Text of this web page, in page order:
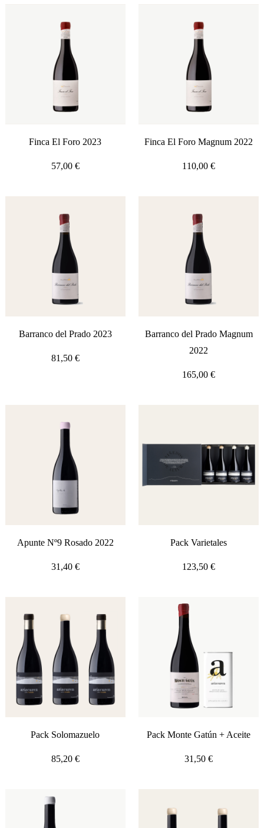
Finca El Foro 2023
57,00 €
Finca El Foro Magnum 2022
110,00 €
Barranco del Prado 2023
81,50 €
Barranco del Prado Magnum
2022
165,00 €
Apunte Nº9 Rosado 2022
31,40 €
Pack Varietales
123,50 €
Pack Solomazuelo
85,20 €
Pack Monte Gatún + Aceite
31,50 €